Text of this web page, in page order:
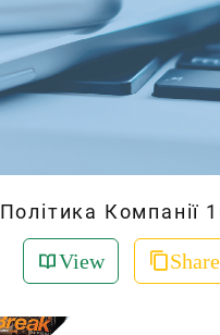
Політика Компанії
View Share